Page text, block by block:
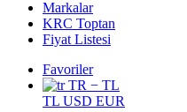
Markalar
KRC Toptan
Fiyat Listesi
Favoriler
TR − TL
TL USD EUR